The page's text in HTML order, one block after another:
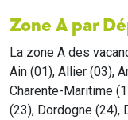
Zone A par
La zone A des
Ain (01), Allier (03),
Charente-Maritime
(23), Dordogne (24),